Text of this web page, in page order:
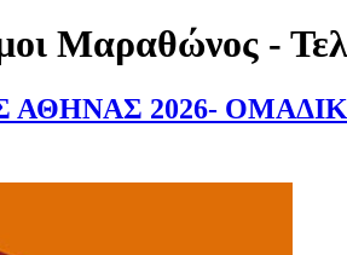
Μαραθώνος -
2026-